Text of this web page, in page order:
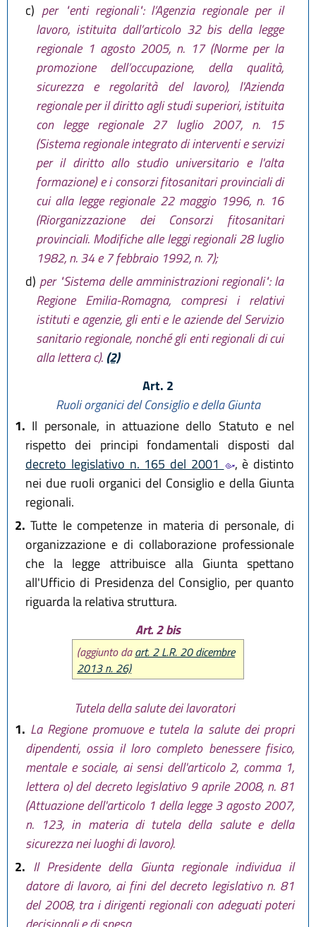
c) per "enti regionali": l’Agenzia regionale per il
lavoro, istituita dall’articolo 32 bis della legge
regionale 1 agosto 2005, n. 17 (Norme per la
promozione dell’occupazione, della qualità,
sicurezza e regolarità del lavoro), l'Azienda
regionale per il diritto agli studi superiori, istituita
con legge regionale 27 luglio 2007, n. 15
(Sistema regionale integrato di interventi e servizi
per il diritto allo studio universitario e l'alta
formazione) e i consorzi fitosanitari provinciali di
cui alla legge regionale 22 maggio 1996, n. 16
(Riorganizzazione dei Consorzi fitosanitari
provinciali. Modifiche alle leggi regionali 28 luglio
1982, n. 34 e 7 febbraio 1992, n. 7);
d) per "Sistema delle amministrazioni regionali": la
Regione Emilia-Romagna, compresi i relativi
istituti e agenzie, gli enti e le aziende del Servizio
sanitario regionale, nonché gli enti regionali di cui
alla lettera c). (2)
Art. 2
Ruoli organici del Consiglio e della Giunta
1. Il personale, in attuazione dello Statuto e nel
rispetto dei principi fondamentali disposti dal
decreto legislativo n. 165 del 2001
, è distinto
nei due ruoli organici del Consiglio e della Giunta
regionali.
2. Tutte le competenze in materia di personale, di
organizzazione e di collaborazione professionale
che la legge attribuisce alla Giunta spettano
all'Ufficio di Presidenza del Consiglio, per quanto
riguarda la relativa struttura.
Art. 2 bis
(aggiunto daart. 2 L.R. 20 dicembre
2013 n. 26)
Tutela della salute dei lavoratori
1. La Regione promuove e tutela la salute dei propri
dipendenti, ossia il loro completo benessere fisico,
mentale e sociale, ai sensi dell'articolo 2, comma 1,
lettera o) del decreto legislativo 9 aprile 2008, n. 81
(Attuazione dell'articolo 1 della legge 3 agosto 2007,
n. 123, in materia di tutela della salute e della
sicurezza nei luoghi di lavoro).
2. Il Presidente della Giunta regionale individua il
datore di lavoro, ai fini del decreto legislativo n. 81
del 2008, tra i dirigenti regionali con adeguati poteri